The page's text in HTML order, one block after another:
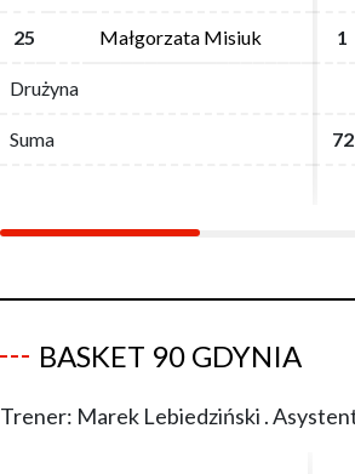
25 Małgorzata Misiuk 1
Drużyna
Suma 72
25 Małgorzata Misiuk 1
Drużyna
Suma 72
BASKET 90 GDYNIA
Trener: Marek Lebiedziński .